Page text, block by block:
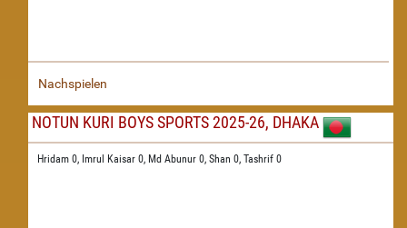
Nachspielen
NOTUN KURI BOYS SPORTS 2025-26, DHAKA
Hridam 0, Imrul Kaisar 0, Md Abunur 0, Shan 0, Tashrif 0